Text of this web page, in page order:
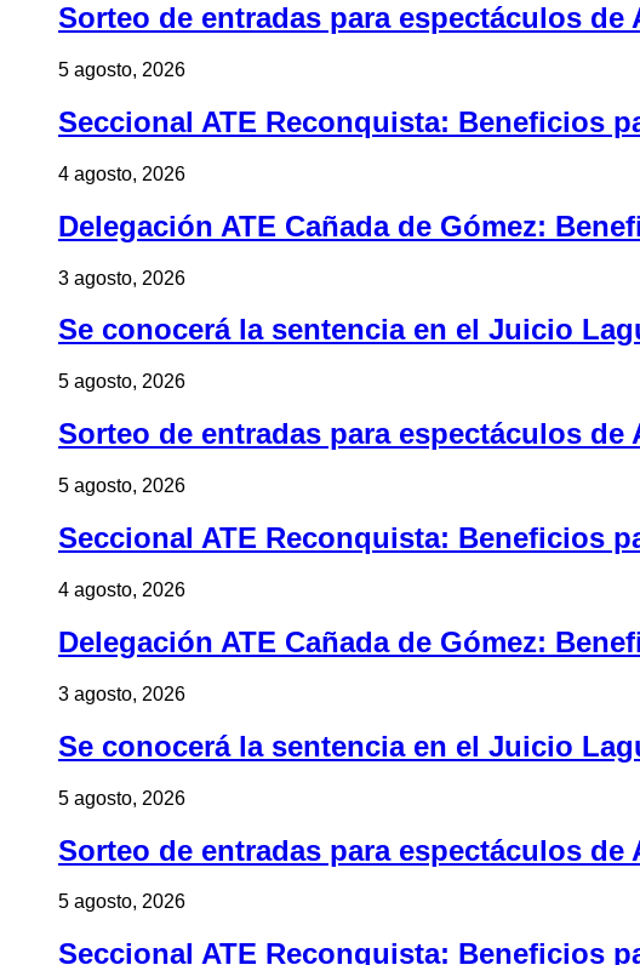
Sorteo de entradas para espectáculos de
5 agosto, 2026
Seccional ATE Reconquista: Beneficios
4 agosto, 2026
Delegación ATE Cañada de Gómez:
3 agosto, 2026
Se conocerá la sentencia en el Juicio
5 agosto, 2026
Sorteo de entradas para espectáculos de
5 agosto, 2026
Seccional ATE Reconquista: Beneficios
4 agosto, 2026
Delegación ATE Cañada de Gómez:
3 agosto, 2026
Se conocerá la sentencia en el Juicio
5 agosto, 2026
Sorteo de entradas para espectáculos de
5 agosto, 2026
Seccional ATE Reconquista: Beneficios